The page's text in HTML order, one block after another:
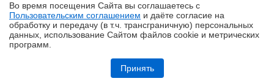
Обзор системы жидкостного охлаждения MSI MEG CoreLiquid E15
360: экран-водопад теперь и на СЖО
выдано Федеральной Службой по надзору за соблюдением законодательства в сфере
массовых коммуникаций и охране культурного наследия
При цитировании документа ссылка на сайт с указанием автора обязательна. Полное
заимствование документа является нарушением
российского и международного законодательства и возможно только с согласия
Во время посещения Cайта вы соглашаетесь с
Пользовательским соглашением и даёте согласие на
обработку и передачу (в т.ч. трансграничную) персональных
данных, использование Cайтом файлов cookie и метрических
программ.
Принять